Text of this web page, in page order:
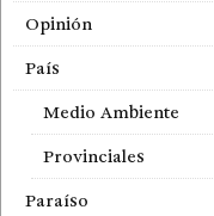
Opinión
País
Medio Ambiente
Provinciales
Paraíso